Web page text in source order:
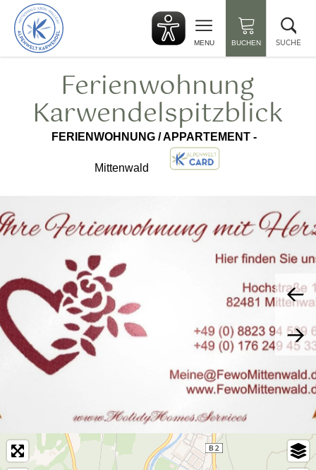
zurück
zur
Startseite
MENU BUCHEN SUCHE
Ferienwohnung
Karwendelspitzblick
FERIENWOHNUNG / APPARTEMENT -
Mittenwald